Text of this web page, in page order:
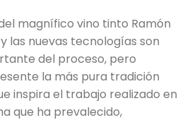
magnífico vino tinto Ramón
las nuevas tecnologías son
del proceso, pero
la más pura tradición
inspira el trabajo realizado en
que ha prevalecido,